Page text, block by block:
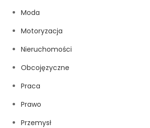
Moda
Motoryzacja
Nieruchomości
Obcojęzyczne
Praca
Prawo
Przemysł